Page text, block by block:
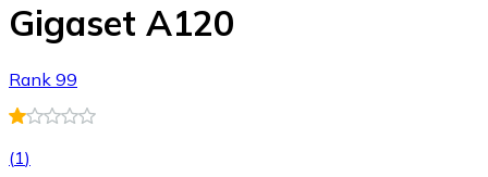
Gigaset A120
Rank 99
(1)